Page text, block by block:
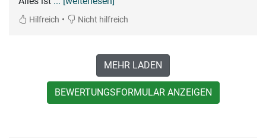
Hilfreich • Nicht hilfreich
MEHR LADEN
BEWERTUNGSFORMULAR ANZEIGEN